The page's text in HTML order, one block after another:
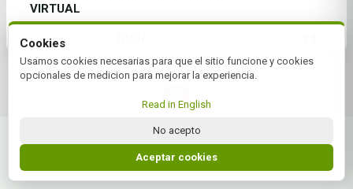
VIRTUAL
© 2026 Federación NEA Juniors | by Plus+Golf
Website powered byPlus+Golf
Cookies
Usamos cookies necesarias para que el sitio funcione y cookies
opcionales de medicion para mejorar la experiencia.
Read in English
No acepto
Aceptar cookies